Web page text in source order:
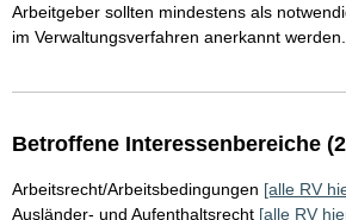
Arbeitgeber sollten mindestens als
im Verwaltungsverfahren anerkannt werden.
Betroffene Interessenbereiche
Arbeitsrecht/Arbeitsbedingungen [alle RV
Ausländer- und Aufenthaltsrecht [alle RV